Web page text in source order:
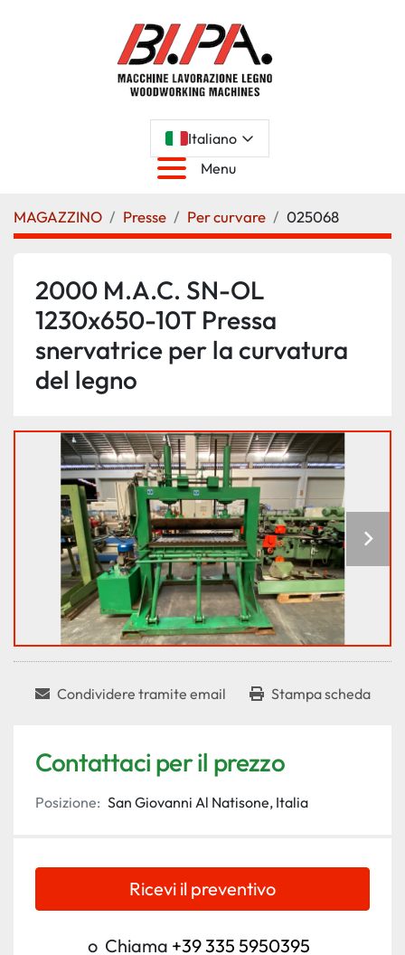
Italiano
Menu
MAGAZZINO Presse Per curvare 025068
2000 M.A.C. SN-OL
1230x650-10T Pressa
snervatrice per la curvatura
del legno
Condividere tramite email Stampa scheda
Contattaci per il prezzo
Posizione: San Giovanni Al Natisone, Italia
Ricevi il preventivo
o Chiama +39 335 5950395